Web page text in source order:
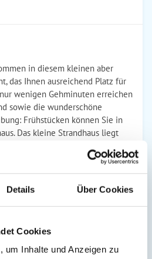
Details Über Cookies
Cookies
um Inhalte und Anzeigen zu
in diesem kleinen aber
das Ihnen ausreichend Platz für
wenigen Gehminuten erreichen
sowie die wunderschöne
Frühstücken können Sie in
Das kleine Strandhaus liegt
der Sie einen direkten Blick auf
genießen können. Sie werden
Hauses lieben. Unmittelbar am
schöne Restaurants, Cafes
weiße Bäderstilvillen befinden
ist nur 300 m entfernt. Der
mehrmals täglich von der